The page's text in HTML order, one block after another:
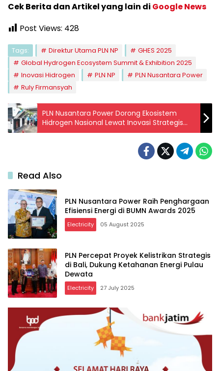
Cek Berita dan Artikel yang lain di Google News
Post Views: 428
Tags: Direktur Utama PLN NP
GHES 2025
Global Hydrogen Ecosystem Summit & Exhibition 2025
Inovasi Hidrogen
PLN NP
PLN Nusantara Power
Ruly Firmansyah
PLN Nusantara Power Dorong Ekosistem
Hidrogen Nasional Lewat Inovasi Strategis
Menuju NZE 2060
Read Also
PLN Nusantara Power Raih Penghargaan
Efisiensi Energi di BUMN Awards 2025
Electricity 05 August 2025
PLN Percepat Proyek Kelistrikan Strategis
di Bali, Dukung Ketahanan Energi Pulau
Dewata
Electricity 27 July 2025